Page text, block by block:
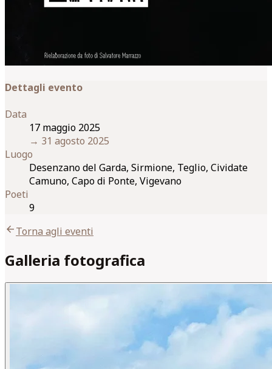
Dettagli evento
Data
17 maggio 2025
→ 31 agosto 2025
Luogo
Desenzano del Garda, Sirmione, Teglio, Cividate
Camuno, Capo di Ponte, Vigevano
Poeti
9
arrow_backTorna agli eventi
Galleria fotografica